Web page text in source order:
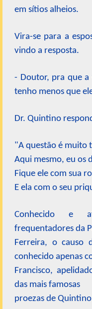
em sítios alheios.
Vira-se para a
vindo a resposta.
- Doutor, pra que a
tenho menos que
Dr. Quintino
"A questão é muito
Aqui mesmo, eu os
Fique ele com sua
E ela com o seu
Conhecido e
frequentadores da
Ferreira, o causo
conhecido apenas
Francisco,
das mais famosas
proezas de